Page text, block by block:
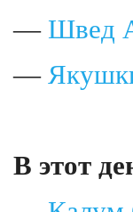
— Швед
—
В этот